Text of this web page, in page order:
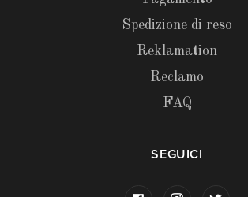
Spedizione di reso
Reklamation
Reclamo
FAQ
SEGUICI